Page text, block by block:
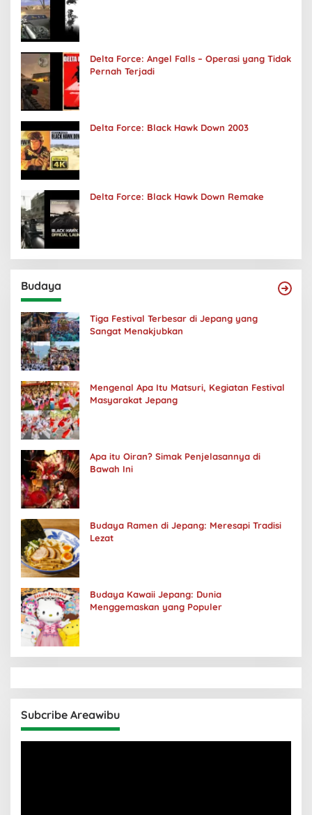
Delta Force: Angel Falls – Operasi yang Tidak
Pernah Terjadi
Delta Force: Black Hawk Down 2003
Delta Force: Black Hawk Down Remake
Budaya
Tiga Festival Terbesar di Jepang yang
Sangat Menakjubkan
Mengenal Apa Itu Matsuri, Kegiatan Festival
Masyarakat Jepang
Apa itu Oiran? Simak Penjelasannya di
Bawah Ini
Budaya Ramen di Jepang: Meresapi Tradisi
Lezat
Budaya Kawaii Jepang: Dunia
Menggemaskan yang Populer
Subcribe Areawibu